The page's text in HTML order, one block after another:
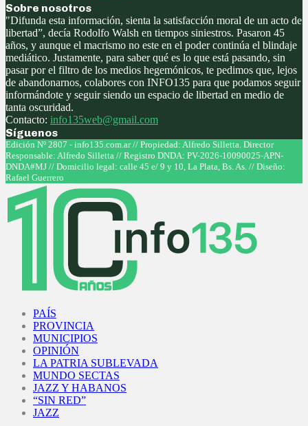
Sobre nosotros
"Difunda esta información, sienta la satisfacción moral de un acto de
libertad”, decía Rodolfo Walsh en tiempos siniestros. Pasaron 45
años, y aunque el macrismo no este en el poder continúa el blindaje
mediático. Justamente, para saber qué es lo que está pasando, sin
pasar por el filtro de los medios hegemónicos, te pedimos que, lejos
de abandonarnos, colabores con INFO135 para que podamos seguir
informándote y seguir siendo un espacio de libertad en medio de
tanta oscuridad.
Contacto: info135web@gmail.com
Síguenos
Facebook
Twitter
Instagram
Youtube
Edición Nº 2807 - info135.com.ar // Propiedad: Alfredo Silletta. Director
Responsable: Alfredo Silletta // Registro DNDA: PV-2026-10090025-APN-
DNDA#MJ // Domicilio legal: calle 45 e/ 9 y 10, La Plata, Bs. As. // Diseño:
Rafael Guerrero
PAÍS
PROVINCIA
MUNICIPIOS
OPINIÓN
LA PATRIA SUBLEVADA
MUNDO SECTAS
JAZZ Y HABANOS
“SIN RED”
JAZZ